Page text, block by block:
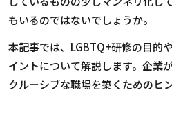
もいるのではないでしょうか。
本記事では、LGBTQ+研修の目的
イントについて解説します。企業
クルーシブな職場を築くためのヒ